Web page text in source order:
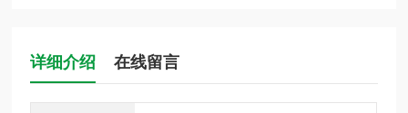
详细介绍 在线留言